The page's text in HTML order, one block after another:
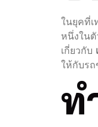
ในยุคที่เ
หนึ่งใน
เกี่ยวกับ
ให้กับร
ท